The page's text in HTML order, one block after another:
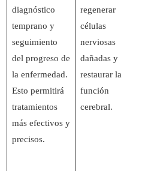
diagnóstico
temprano y
seguimiento
del progreso de
la enfermedad.
Esto permitirá
tratamientos
más efectivos y
precisos.
regenerar
células
nerviosas
dañadas y
restaurar la
función
cerebral.